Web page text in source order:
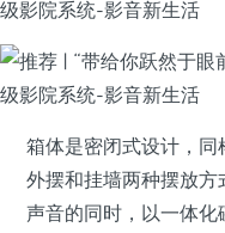
箱体是密闭式设计，
外摆和挂墙两种摆放
声音的同时，以一体